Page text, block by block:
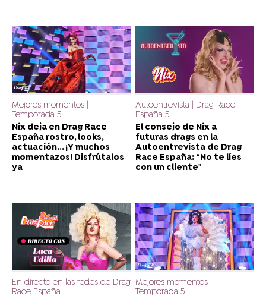
Mejores momentos |
Temporada 5
Nix deja en Drag Race
España rostro, looks,
actuación... ¡Y muchos
momentazos! Disfrútalos
ya
Autoentrevista | Drag Race
España 5
El consejo de Nix a
futuras drags en la
Autoentrevista de Drag
Race España: “No te líes
con un cliente"
En directo en las redes de Drag
Race España
Mejores momentos |
Temporada 5